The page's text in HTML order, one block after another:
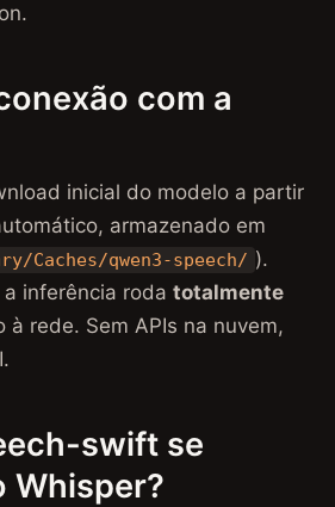
com a
inicial do modelo a partir
armazenado em
Caches/qwen3-speech/ ).
inferência roda totalmente
à rede. Sem APIs na nuvem,
swift se
Whisper?